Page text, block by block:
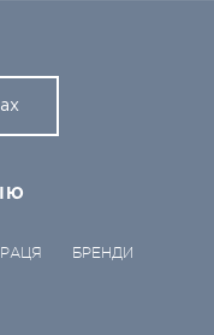
БРЕНДИ